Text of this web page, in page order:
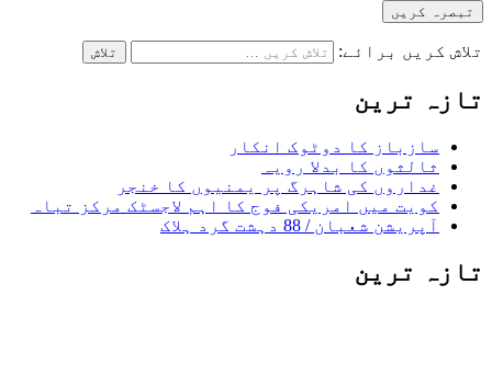
تلاش کریں برائے:
تازہ ترین
سازباز کا دوٹوک انکار
ثالثوں کا بدلا رویہ
غداروں کی شاہرگ پر یمنیوں کا خنجر
کویت میں امریکی فوج کا اہم لاجسٹک مرکز تباہ
آپریشن شعبان / 88 دہشت گرد ہلاک
تازہ ترین